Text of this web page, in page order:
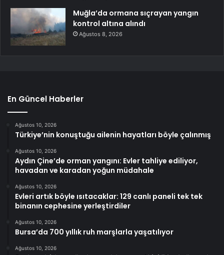
Muğla’da ormana sıçrayan yangın
kontrol altına alındı
Ağustos 8, 2026
En Güncel Haberler
Ağustos 10, 2026
Türkiye’nin konuştuğu ailenin hayatları böyle çalınmış
Ağustos 10, 2026
Aydın Çine’de orman yangını: Evler tahliye ediliyor,
havadan ve karadan yoğun müdahale
Ağustos 10, 2026
Evleri artık böyle ısıtacaklar: 129 canlı paneli tek tek
binanın cephesine yerleştirdiler
Ağustos 10, 2026
Bursa’da 700 yıllık ruh marşlarla yaşatılıyor
Ağustos 10, 2026